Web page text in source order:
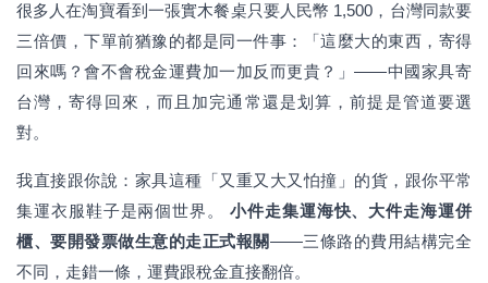
很多人在淘寶看到一張實木餐桌只要人民幣 1,500，台灣同款要
三倍價，下單前猶豫的都是同一件事：「這麼大的東西，寄得
回來嗎？會不會稅金運費加一加反而更貴？」——中國家具寄
台灣，寄得回來，而且加完通常還是划算，前提是管道要選
對。
我直接跟你說：家具這種「又重又大又怕撞」的貨，跟你平常
集運衣服鞋子是兩個世界。 小件走集運海快、大件走海運併
櫃、要開發票做生意的走正式報關——三條路的費用結構完全
不同，走錯一條，運費跟稅金直接翻倍。